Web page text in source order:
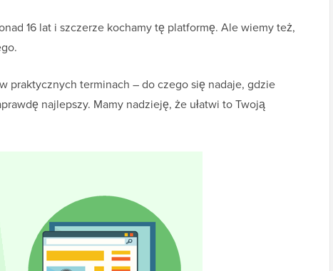
16 lat i szczerze kochamy tę platformę. Ale wiemy też,
praktycznych terminach – do czego się nadaje, gdzie
najlepszy. Mamy nadzieję, że ułatwi to Twoją